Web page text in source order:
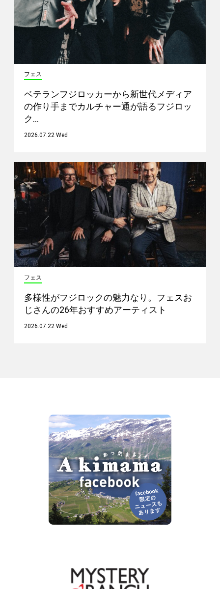
フェス
ベテランフジロッカーから新世代メディア
の作り手までカルチャー通が語るフジロッ
ク…
2026.07.22 Wed
フェス
多様性がフジロックの魅力なり。フェスお
じさんの26年おすすめアーティスト
2026.07.22 Wed